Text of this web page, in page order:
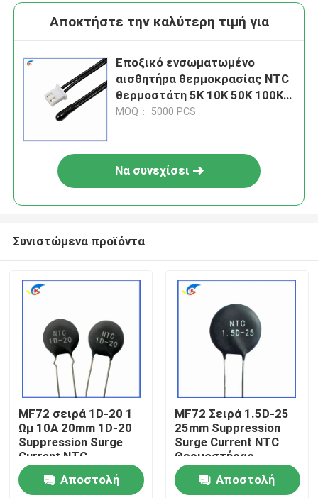
Προϊόντα
βίντεο
Αποκτήστε την καλύτερη τιμή για
Εποξικό ενσωματωμένο
αισθητήρα θερμοκρασίας NTC
θερμοστάτη 5K 10K 50K 100K
3435 3950 αισθητήρας PVC με
MOQ： 5000 PCS
Να συνεχίσει
Συνιστώμενα προϊόντα
MF72 σειρά 1D-20 1
Ωμ 10A 20mm 1D-20
Suppression Surge
Current NTC
Θερμοστήρας
κατάλληλος για
Αποστολή
MF72 Σειρά 1.5D-25
25mm Suppression
Surge Current NTC
Θερμοστήρας
κατάλληλος για την
εναλλαγήΑποστολή